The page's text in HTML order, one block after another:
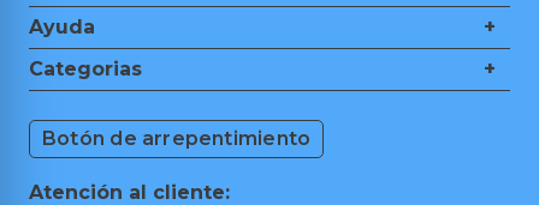
Ayuda
+
Nosotros
Guía de Compra
Medios de Pagos
Cambios y Devoluciones
Puntos de retiro
Categorias +
Ferretería
Herramientas de Mano
Herramientas Eléctricas
Botón de arrepentimiento
Atención al cliente: